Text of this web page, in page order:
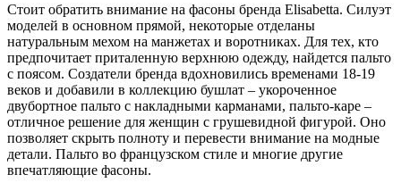
Стоит обратить внимание на фасоны бренда Elisabetta. Силуэт
моделей в основном прямой, некоторые отделаны
натуральным мехом на манжетах и воротниках. Для тех, кто
предпочитает приталенную верхнюю одежду, найдется пальто
с поясом. Создатели бренда вдохновились временами 18-19
веков и добавили в коллекцию бушлат – укороченное
двубортное пальто с накладными карманами, пальто-каре –
отличное решение для женщин с грушевидной фигурой. Оно
позволяет скрыть полноту и перевести внимание на модные
детали. Пальто во французском стиле и многие другие
впечатляющие фасоны.